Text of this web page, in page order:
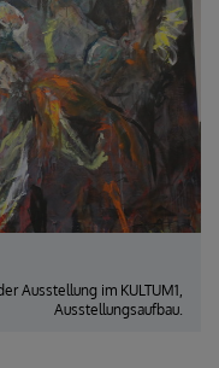
Ausstellung im KULTUM1,
Ausstellungsaufbau.